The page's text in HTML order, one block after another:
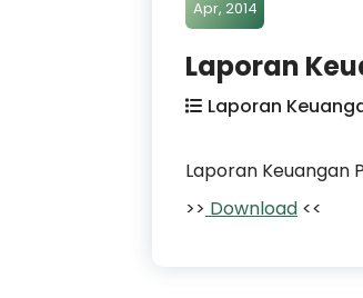
Apr, 2014
Laporan
Laporan
Laporan Keuangan
>> Download <<